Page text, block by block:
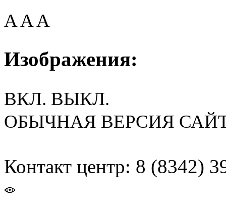
AAA
Изображения:
ВКЛ. ВЫКЛ.
ОБЫЧНАЯ ВЕРСИЯ
Контакт центр: 8 (8342)